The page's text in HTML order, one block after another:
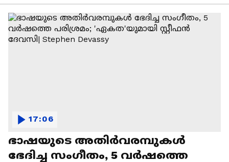
ഭാഷയുടെ അതിർവരമ്പുകൾ
ഭേദിച്ച സംഗീതം, 5 വർഷത്തെ
17:06